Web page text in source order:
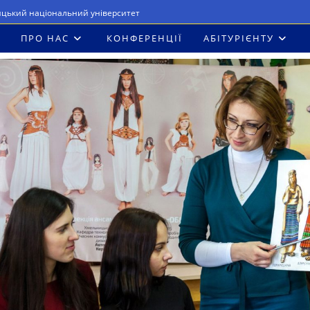
національний університет
ПРО НАС КОНФЕРЕНЦІЇ АБІТУРІЄНТУ